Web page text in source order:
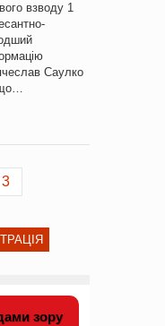
взводу 1
Саулко
3
зору